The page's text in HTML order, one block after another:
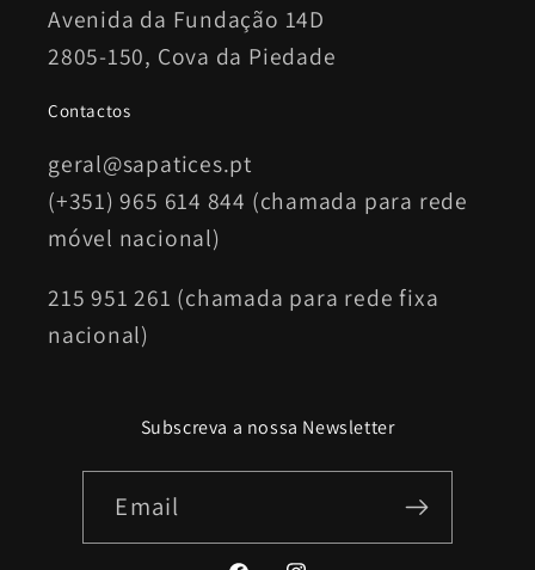
Avenida da Fundação 14D
2805-150, Cova da Piedade
Contactos
geral@sapatices.pt
(+351) 965 614 844 (chamada para rede
móvel nacional)
215 951 261 (chamada para rede fixa
nacional)
Subscreva a nossa Newsletter
Email